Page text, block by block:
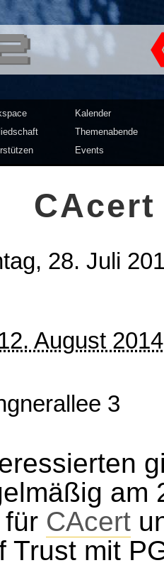
Computer
Kalender
Themenabende
Events
28. Juli
August
3
am
CAcert
Trust mit